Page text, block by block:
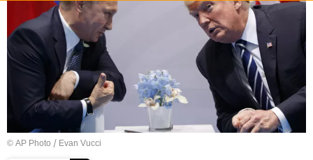
© AP Photo / Evan Vucci